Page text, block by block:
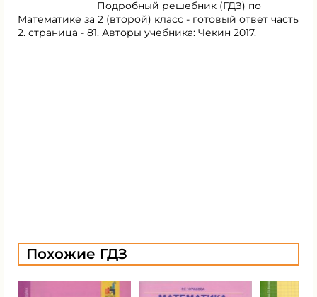
Подробный решебник (ГДЗ) по
Математике за 2 (второй) класс - готовый ответ часть
2. страница - 81. Авторы учебника: Чекин 2017.
Похожие ГДЗ